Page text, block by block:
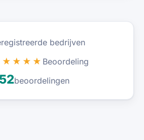
bedrijven
Beoordeling
beoordelingen